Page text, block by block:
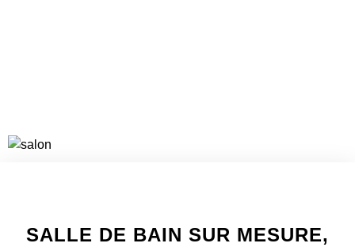
SALLE DE BAIN SUR MESURE,